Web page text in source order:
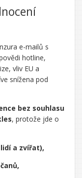
e-mailů s
hotline,
vliv EU a
snížena pod
bez souhlasu
, protože jde o
a zvířat),